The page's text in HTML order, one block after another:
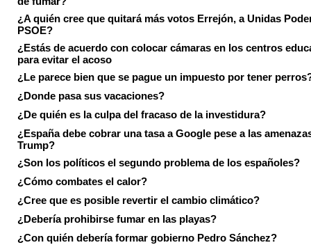
¿A quién cree que quitará más votos Errejón, a Unidas
PSOE?
¿Estás de acuerdo con colocar cámaras en los centros
para evitar el acoso
¿Le parece bien que se pague un impuesto por tener
¿Donde pasa sus vacaciones?
¿De quién es la culpa del fracaso de la investidura?
¿España debe cobrar una tasa a Google pese a las
Trump?
¿Son los políticos el segundo problema de los españoles?
¿Cómo combates el calor?
¿Cree que es posible revertir el cambio climático?
¿Debería prohibirse fumar en las playas?
¿Con quién debería formar gobierno Pedro Sánchez?